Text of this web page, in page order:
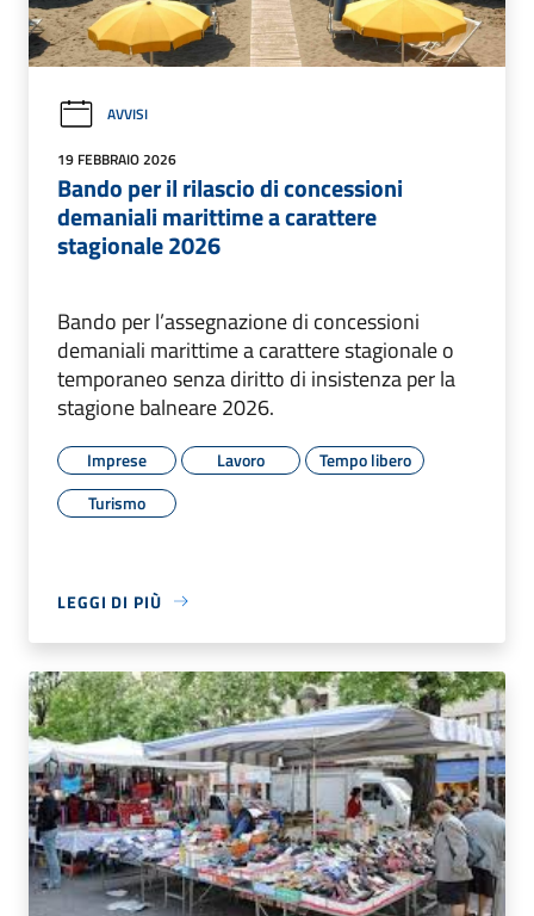
AVVISI
19 FEBBRAIO 2026
Bando per il rilascio di concessioni
demaniali marittime a carattere
stagionale 2026
Bando per l’assegnazione di concessioni
demaniali marittime a carattere stagionale o
temporaneo senza diritto di insistenza per la
stagione balneare 2026.
Imprese Lavoro
Tempo libero
Turismo
LEGGI DI PIÙ